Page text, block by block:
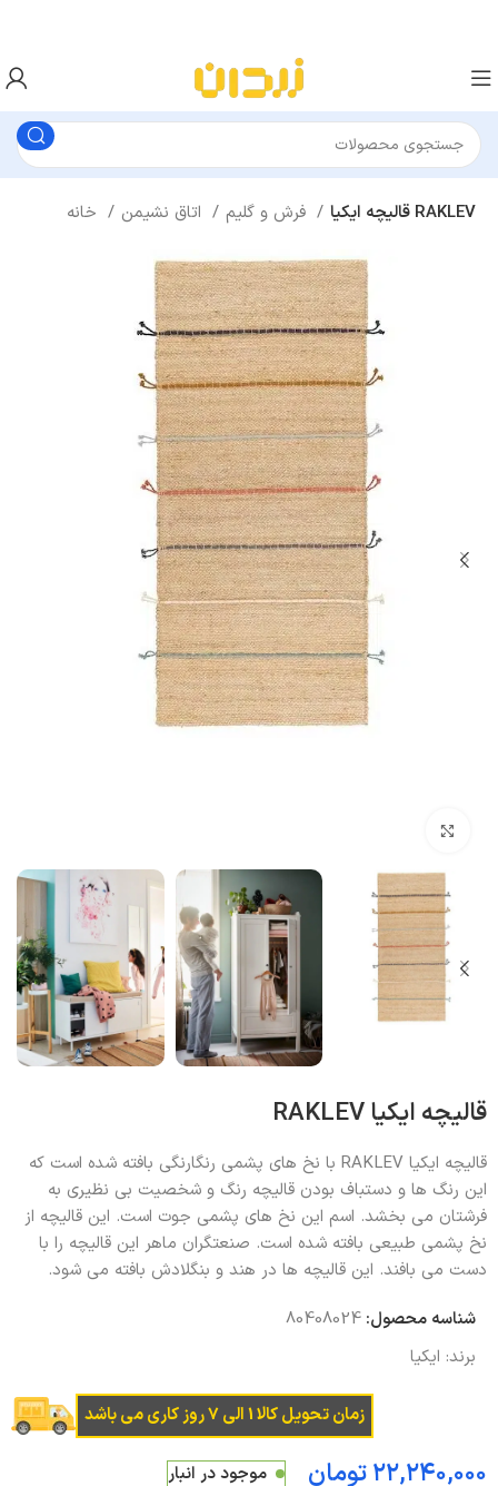
فرش و گلیم قالیچه ایکیا RAKLEV
قالیچه ایکیا RAKLEV
قالیچه ایکیا RAKLEV با نخ های پشمی رنگارنگی بافته شده است که
این رنگ ها و دستباف بودن قالیچه رنگ و شخصیت بی نظیری به
فرشتان می بخشد. اسم این نخ های پشمی جوت است. این قالیچه از
نخ پشمی طبیعی بافته شده است. صنعتگران ماهر این قالیچه را با
دست می بافند. این قالیچه ها در هند و بنگلادش بافته می شود.
شناسه محصول:80408024
برند: ایکیا
زمان تحویل کالا 1 الی 7 روز کاری می باشد
تومان
موجود در انبار